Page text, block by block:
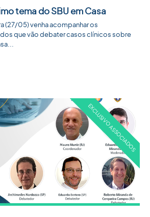
tema do SBU em Casa
(27/05) venha acompanhar os
que vão debater casos clínicos sobre